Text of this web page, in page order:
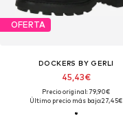
OFERTA
DOCKERS BY GERLI
45,43€
Precio original: 79,90€
Último precio más bajo:27,45€